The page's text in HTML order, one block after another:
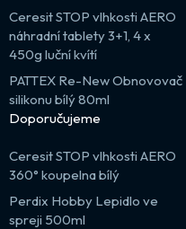
Ceresit STOP vlhkosti AERO
náhradní tablety 3+1, 4 x
450g luční kvítí
PATTEX Re-New Obnovovač
silikonu bílý 80ml
Doporučujeme
Ceresit STOP vlhkosti AERO
360° koupelna bílý
Perdix Hobby Lepidlo ve
spreji 500ml